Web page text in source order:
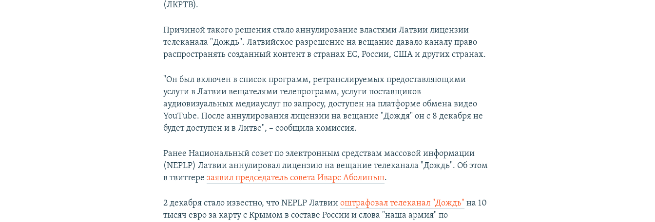
(ЛКРТВ).
Причиной такого решения стало аннулирование властями Латвии лицензии
телеканала "Дождь". Латвийское разрешение на вещание давало каналу право
распространять созданный контент в странах ЕС, России, США и других странах.
"Он был включен в список программ, ретранслируемых предоставляющими
услуги в Латвии вещателями телепрограмм, услуги поставщиков
аудиовизуальных медиауслуг по запросу, доступен на платформе обмена видео
YouTube. После аннулирования лицензии на вещание "Дождя" он с 8 декабря не
будет доступен и в Литве", – сообщила комиссия.
Ранее Национальный совет по электронным средствам массовой информации
(NEPLP) Латвии аннулировал лицензию на вещание телеканала "Дождь". Об этом
в твиттерезаявил председатель совета Иварс Аболиньш.
2 декабря стало известно, что NEPLP Латвииоштрафовал телеканал "Дождь" на 10
тысяч евро за карту с Крымом в составе России и слова "наша армия" по